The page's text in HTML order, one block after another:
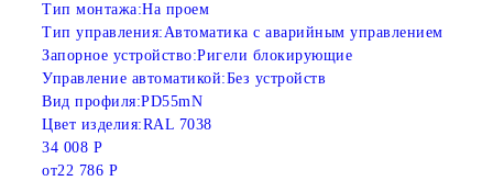
Тип монтажа:На проем
Тип управления:Автоматика с аварийным управлением
Запорное устройство:Ригели блокирующие
Управление автоматикой:Без устройств
Вид профиля:PD55mN
Цвет изделия:RAL 7038
34 008 Р
от22 786 Р